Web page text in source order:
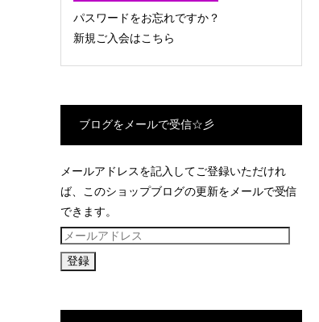
パスワードをお忘れですか？
新規ご入会はこちら
ブログをメールで受信☆彡
メールアドレスを記入してご登録いただけれ
ば、このショップブログの更新をメールで受信
できます。
メ
ー